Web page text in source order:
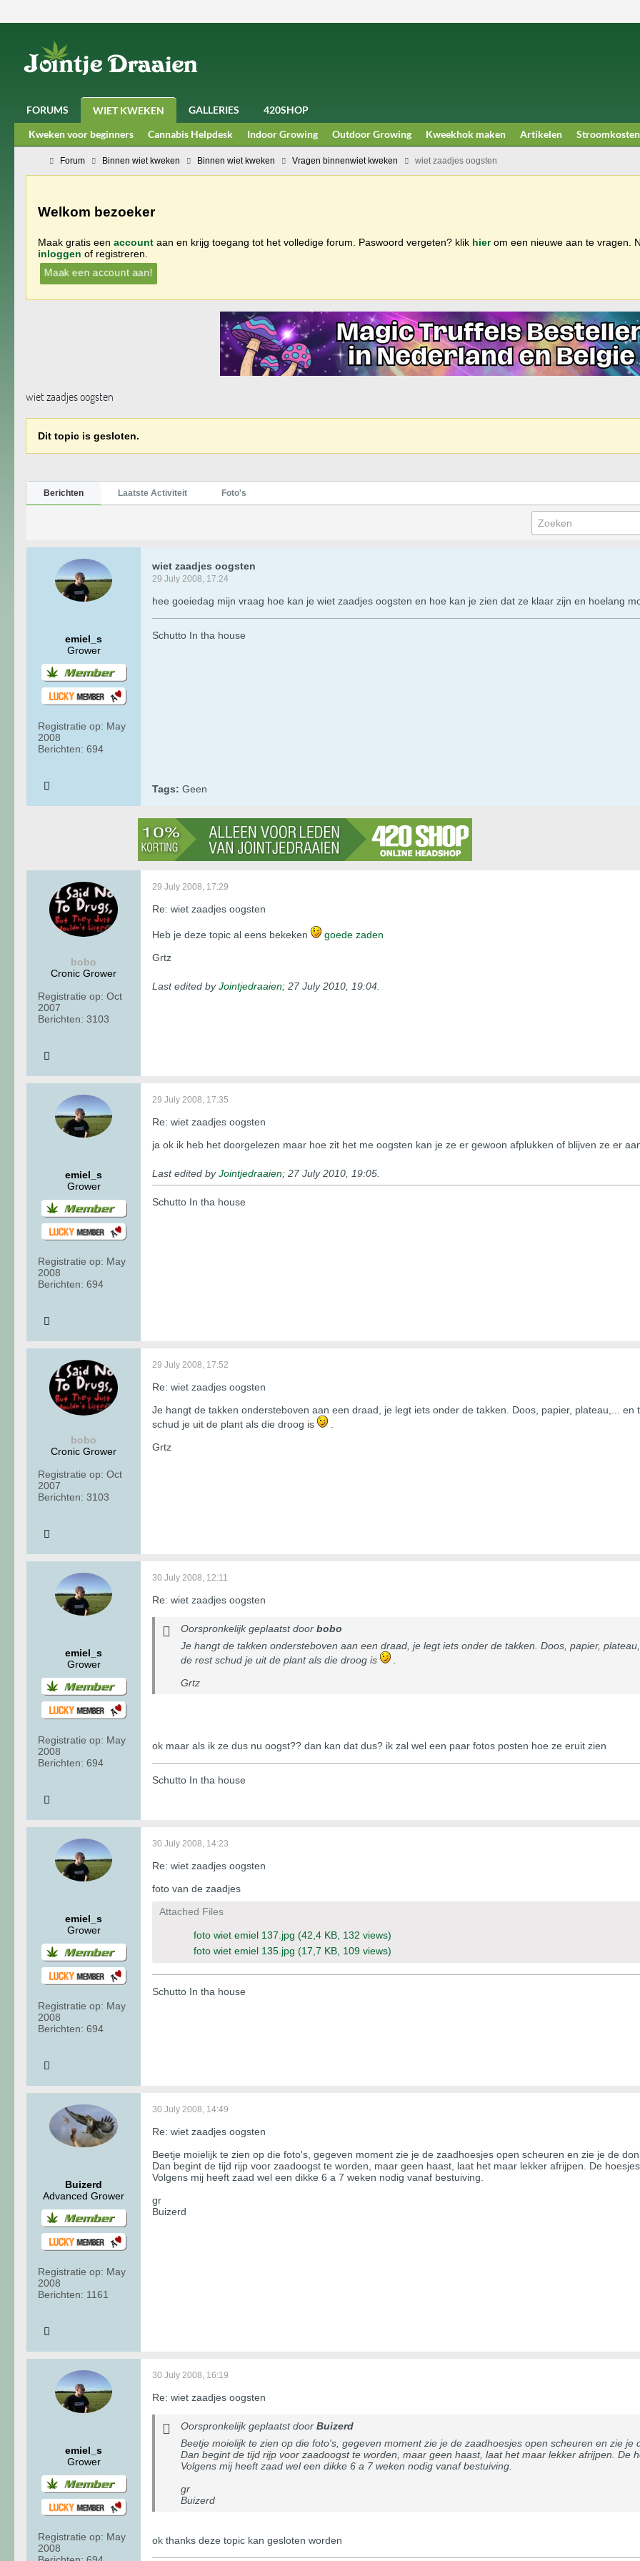
FORUMS WIET KWEKEN GALLERIES
420SHOP
Kweken voor beginners
Cannabis Helpdesk Indoor Growing Outdoor Growing Kweekhok maken Artikelen Stroomkosten
Forum Binnen wiet kweken Binnen wiet kweken Vragen binnenwiet kweken wiet zaadjes oogsten
Welkom bezoeker
Maak gratis een account aan en krijg toegang tot het volledige forum. Paswoord vergeten? klik hierom een nieuwe aan te vragen.
inloggen of registreren.
Maak een account aan!
wiet zaadjes oogsten
Dit topic is gesloten.
Berichten Laatste Activiteit Foto's
emiel_s
Grower
Registratie op: May
2008
Berichten: 694
wiet zaadjes oogsten
29 July 2008, 17:24
hee goeiedag mijn vraag hoe kan je wiet zaadjes oogsten en hoe kan je zien dat ze klaar zijn en hoelang
Schutto In tha house
Tags: Geen
bobo
Cronic Grower
Registratie op: Oct
2007
Berichten: 3103
29 July 2008, 17:29
Re: wiet zaadjes oogsten
Heb je deze topic al eens bekeken
goede zaden
Grtz
Last edited byJointjedraaien; 27 July 2010, 19:04
emiel_s
Grower
Registratie op: May
2008
Berichten: 694
29 July 2008, 17:35
Re: wiet zaadjes oogsten
ja ok ik heb het doorgelezen maar hoe zit het me oogsten kan je ze er gewoon afplukken of blijven ze er
Last edited byJointjedraaien; 27 July 2010, 19:05
Schutto In tha house
bobo
Cronic Grower
Registratie op: Oct
2007
Berichten: 3103
29 July 2008, 17:52
Re: wiet zaadjes oogsten
Je hangt de takken ondersteboven aan een draad, je legt iets onder de takken. Doos, papier, plateau,...
schud je uit de plant als die droog is
.
Grtz
emiel_s
Grower
Registratie op: May
2008
Berichten: 694
30 July 2008, 12:11
Re: wiet zaadjes oogsten
Oorspronkelijk geplaatst door bobo
Je hangt de takken ondersteboven aan een draad, je legt iets onder de takken. Doos, papier,
de rest schud je uit de plant als die droog is
.
Grtz
ok maar als ik ze dus nu oogst?? dan kan dat dus? ik zal wel een paar fotos posten hoe ze eruit zien
Schutto In tha house
emiel_s
Grower
Registratie op: May
2008
Berichten: 694
30 July 2008, 14:23
Re: wiet zaadjes oogsten
foto van de zaadjes
Attached Files
foto wiet emiel 137.jpg (42,4 KB, 132 views)
foto wiet emiel 135.jpg (17,7 KB, 109 views)
Schutto In tha house
Buizerd
Advanced Grower
Registratie op: May
2008
Berichten: 1161
30 July 2008, 14:49
Re: wiet zaadjes oogsten
Beetje moielijk te zien op die foto's, gegeven moment zie je de zaadhoesjes open scheuren en zie je de
Dan begint de tijd rijp voor zaadoogst te worden, maar geen haast, laat het maar lekker afrijpen. De
Volgens mij heeft zaad wel een dikke 6 a 7 weken nodig vanaf bestuiving.
gr
Buizerd
emiel_s
Grower
Registratie op: May
2008
30 July 2008, 16:19
Re: wiet zaadjes oogsten
Oorspronkelijk geplaatst door Buizerd
Beetje moielijk te zien op die foto's, gegeven moment zie je de zaadhoesjes open scheuren en zie je
Dan begint de tijd rijp voor zaadoogst te worden, maar geen haast, laat het maar lekker afrijpen. De
Volgens mij heeft zaad wel een dikke 6 a 7 weken nodig vanaf bestuiving.
gr
Buizerd
ok thanks deze topic kan gesloten worden